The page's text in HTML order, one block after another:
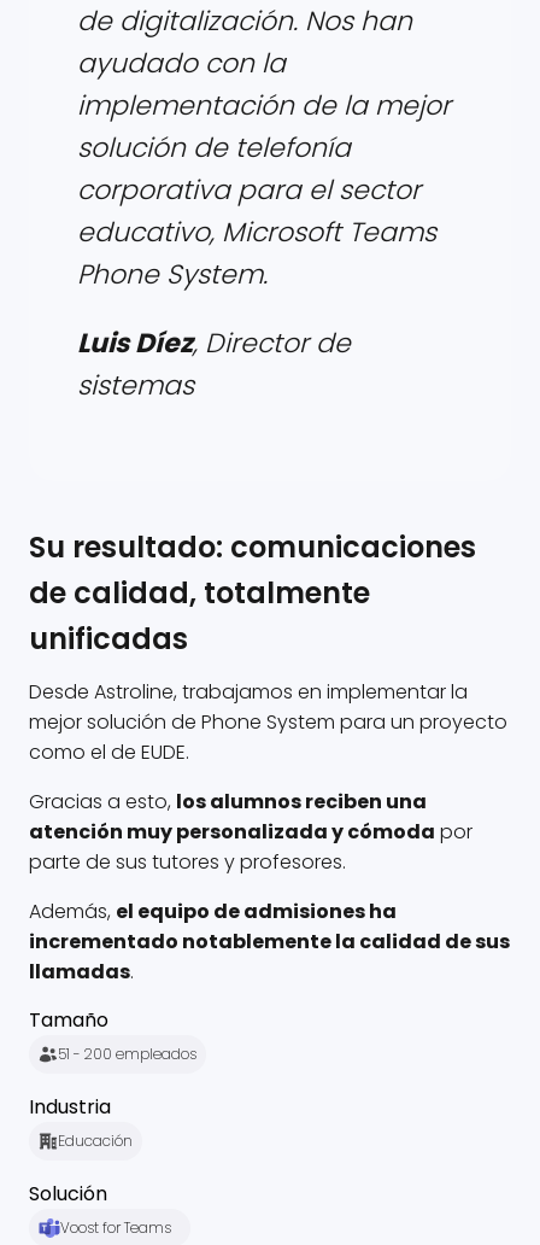
de digitalización. Nos han
ayudado con la
implementación de la mejor
solución de telefonía
corporativa para el sector
educativo, Microsoft Teams
Phone System.
Luis Díez, Director de
sistemas
Su resultado: comunicaciones
de calidad, totalmente
unificadas
Desde Astroline, trabajamos en implementar la
mejor solución de Phone System para un proyecto
como el de EUDE.
Gracias a esto, los alumnos reciben una
atención muy personalizada y cómoda por
parte de sus tutores y profesores.
Además, el equipo de admisiones ha
incrementado notablemente la calidad de sus
llamadas.
Tamaño
51 - 200 empleados
Industria
Educación
Solución
Voost for Teams